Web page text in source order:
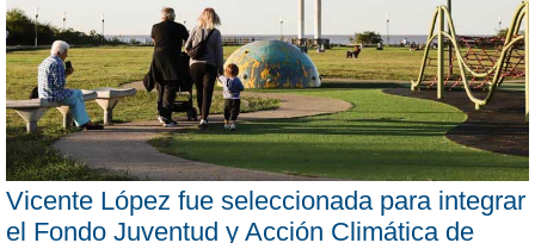
Vicente López fue seleccionada para integrar
el Fondo Juventud y Acción Climática de